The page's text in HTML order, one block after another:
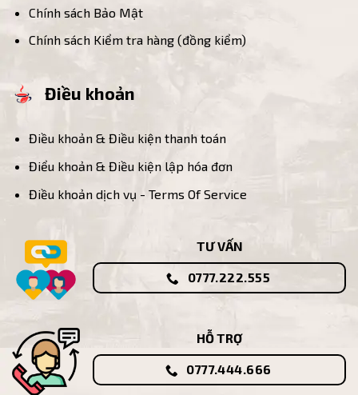
Chính sách Bảo Mật
Chính sách Kiểm tra hàng (đồng kiểm)
Điều khoản
Điều khoản & Điều kiện thanh toán
Điểu khoản & Điều kiện lập hóa đơn
Điều khoản dịch vụ - Terms Of Service
TƯ VẤN
0777.222.555
HỖ TRỢ
0777.444.666